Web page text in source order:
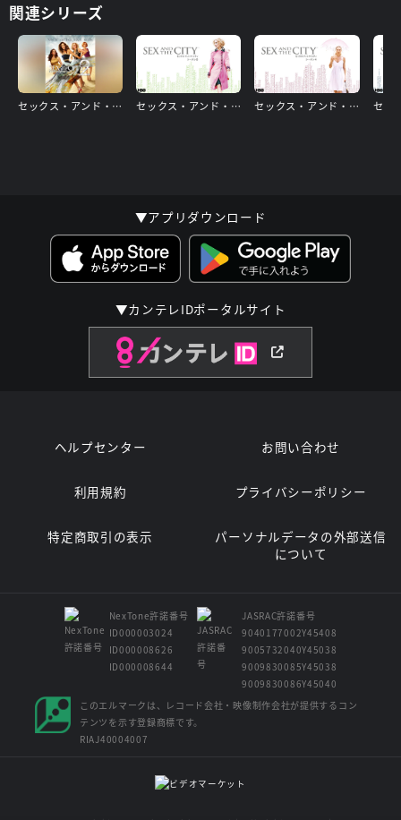
関連シリーズ
セックス・アンド・ザ・シティ 2 ［ザ・ムービー］ セックス・アンド・ザ・シティ シーズン5 セックス・アンド・ザ・シティ シーズン4
▼アプリダウンロード
▼カンテレIDポータルサイト
ヘルプセンター お問い合わせ
利用規約 プライバシーポリシー
特定商取引の表示
パーソナルデータの外部送信
について
NexTone許諾番号
ID000003024
ID000008626
ID000008644
JASRAC許諾番号
9040177002Y45408
9005732040Y45038
9009830085Y45038
9009830086Y45040
このエルマークは、レコード会社・映像制作会社が提供するコン
テンツを示す登録商標です。
RIAJ40004007